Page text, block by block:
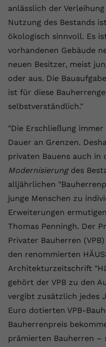
anlässlich der
Nutzung des Bestands
ökologisch sinnvoll. Es
vorhandenen Gebäude
neuen Besitzer, meist
oder aus. Die
ist für diese
selbstverständlich."
"Die Erschließung
Dauer an Grenzen.
privaten Bauens auch in
Modernisierungdes
alljährlichen
junge Menschen zu
Erweiterungen
Thomas Penningh. Der
Privater Bauherren
den renommierten
Architekturzeitschrift
gehört der VPB zu den
vergibt zusätzlich jedes
Euro dotierten VPB-
Bauherrenpreis
prämierten Bauherren
Dieser
zufällig
hat.
Anbieter VPB.de
Zweck
Dieses
Zweck
Name _gcl au
Anbieter Google Ads
Laufzeit 90 Tage
Wird von
Cookie-
Externe Inhalte
Wir verwenden auf
um Ihnen zusätzliche
Anbieter vimeo.com
Zweck
Vimeo
indem es
Einbetten
setzt.
Name CONSENT
Anbieter
Laufzeit 2 Jahre
YouTube
registriert
Name yt-
Cookie-